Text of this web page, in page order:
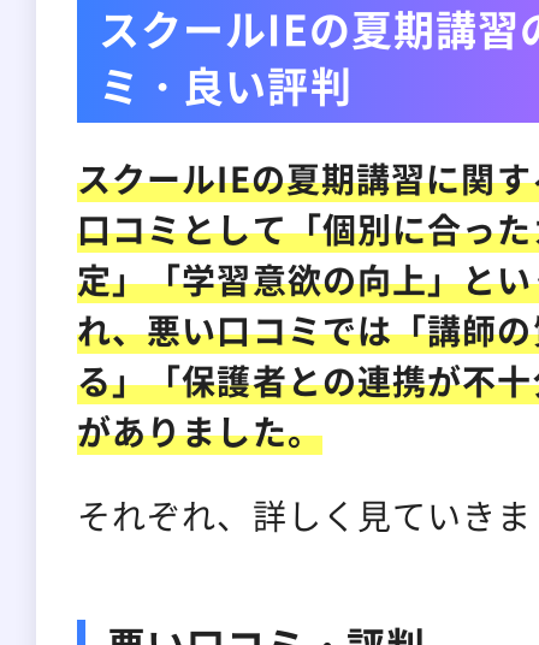
スクールIEの夏期講習
ミ・良い評判
スクールIEの夏期講習に関
口コミとして「個別に合っ
定」「学習意欲の向上」と
れ、悪い口コミでは「講師
る」「保護者との連携が不
がありました。
それぞれ、詳しく見ていき